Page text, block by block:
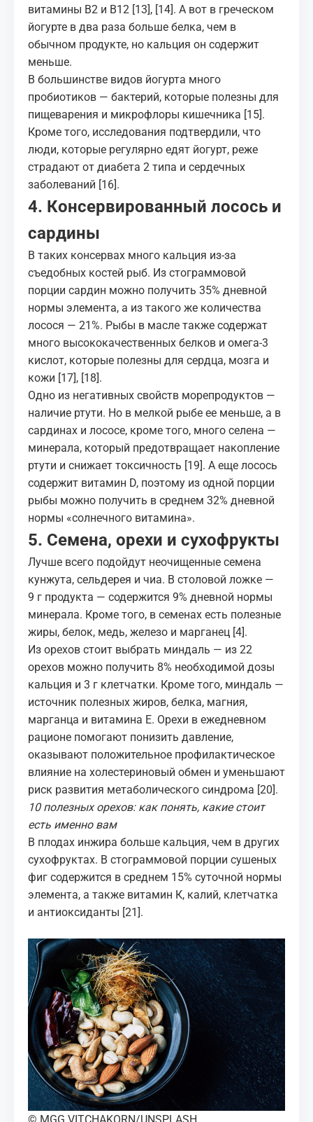
витамины B2 и B12 [13] , [14] . А вот в греческом
йогурте в два раза больше белка, чем в
обычном продукте, но кальция он содержит
меньше.
В большинстве видов йогурта много
пробиотиков — бактерий, которые полезны для
пищеварения и микрофлоры кишечника [15] .
Кроме того, исследования подтвердили, что
люди, которые регулярно едят йогурт, реже
страдают от диабета 2 типа и сердечных
заболеваний [16] .
4. Консервированный лосось и
сардины
В таких консервах много кальция из-за
съедобных костей рыб. Из стограммовой
порции сардин можно получить 35% дневной
нормы элемента, а из такого же количества
лосося — 21%. Рыбы в масле также содержат
много высококачественных белков и омега-3
кислот, которые полезны для сердца, мозга и
кожи [17] , [18] .
Одно из негативных свойств морепродуктов —
наличие ртути. Но в мелкой рыбе ее меньше, а в
сардинах и лососе, кроме того, много селена —
минерала, который предотвращает накопление
ртути и снижает токсичность [19] . А еще лосось
содержит витамин D, поэтому из одной порции
рыбы можно получить в среднем 32% дневной
нормы «солнечного витамина».
5. Семена, орехи и сухофрукты
Лучше всего подойдут неочищенные семена
кунжута, сельдерея и чиа. В столовой ложке —
9 г продукта — содержится 9% дневной нормы
минерала. Кроме того, в семенах есть полезные
жиры, белок, медь, железо и марганец [4] .
Из орехов стоит выбрать миндаль — из 22
орехов можно получить 8% необходимой дозы
кальция и 3 г клетчатки. Кроме того, миндаль —
источник полезных жиров, белка, магния,
марганца и витамина Е. Орехи в ежедневном
рационе помогают понизить давление,
оказывают положительное профилактическое
влияние на холестериновый обмен и уменьшают
риск развития метаболического синдрома [20] .
10 полезных орехов: как понять, какие стоит
есть именно вам
В плодах инжира больше кальция, чем в других
сухофруктах. В стограммовой порции сушеных
фиг содержится в среднем 15% суточной нормы
элемента, а также витамин К, калий, клетчатка
и антиоксиданты [21] .
© MGG VITCHAKORN/UNSPLASH